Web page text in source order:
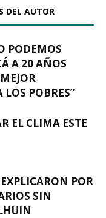
DEL AUTOR
PODEMOS
A 20 AÑOS
POBRES”
EL CLIMA ESTE
POR
SIN